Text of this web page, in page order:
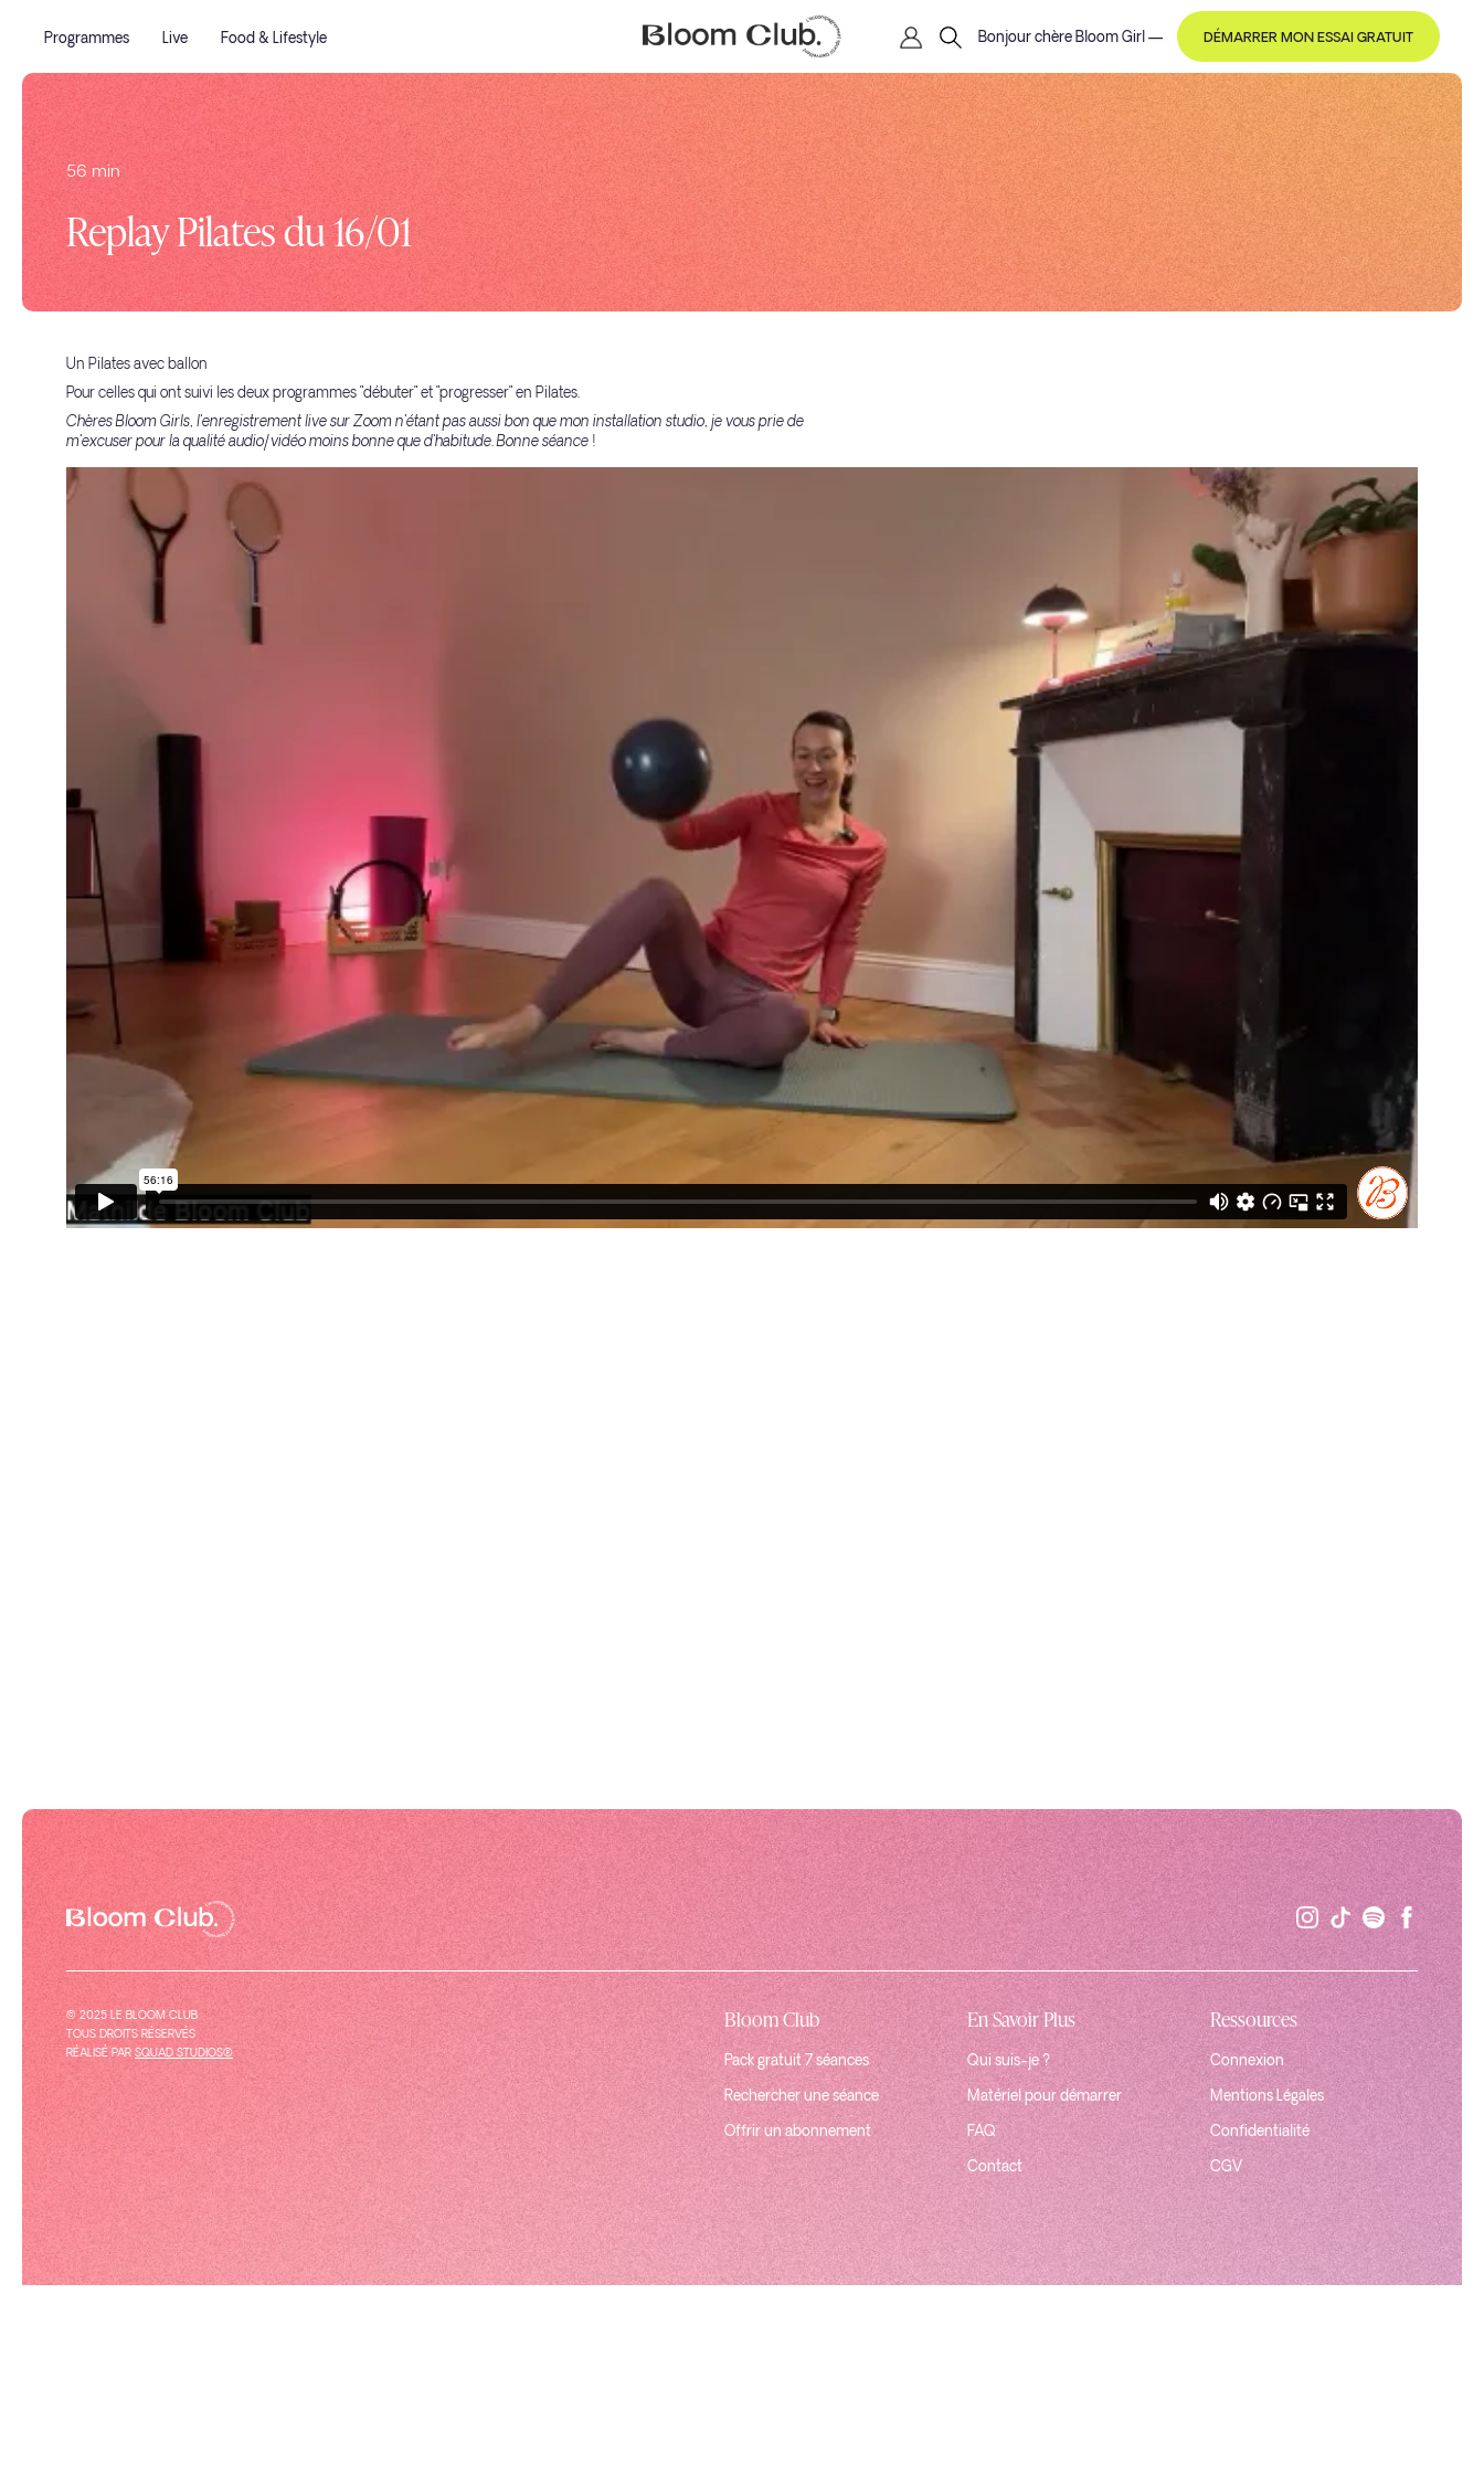
Programmes Live Food & Lifestyle Bonjourchère Bloom Girl— DÉMARRER MON ESSAI GRATUIT
56 min
Replay Pilates du 16/01
Un Pilates avec ballon
Pour celles qui ont suivi les deux programmes "débuter" et "progresser" en Pilates.
Chères Bloom Girls, l'enregistrement live sur Zoom n'étant pas aussi bon que mon installation studio, je vous prie de
m'excuser pour la qualité audio/vidéo moins bonne que d'habitude. Bonne séance !
© 2025 LE BLOOM CLUB
TOUS DROITS RÉSERVÉS
RÉALISÉ PAR SQUAD STUDIOS®
Bloom Club
Pack gratuit 7 séances
Rechercher une séance
Offrir un abonnement
En Savoir Plus
Qui suis-je ?
Matériel pour démarrer
FAQ
Contact
Ressources
Connexion
Mentions Légales
Confidentialité
CGV